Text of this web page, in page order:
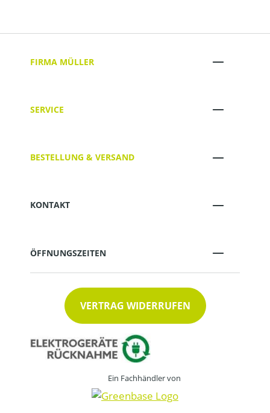
FIRMA MÜLLER
SERVICE
BESTELLUNG & VERSAND
KONTAKT
ÖFFNUNGSZEITEN
VERTRAG WIDERRUFEN
Ein Fachhändler von